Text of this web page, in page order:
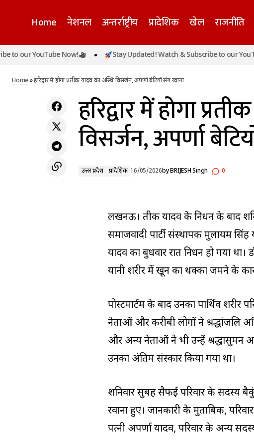
Home नेशनल अन्तर्राष्ट्रीय प्रादेशिक खेल राजनीति
वाराणसी सड़क चौड़ीकरण अभियान तेज, 6 मस्जिदें
YouTube Now! Stay Updated! Watch & Subscribe to our YouTube
Home»हरिद्वार में होगा प्रतीक यादव का अस्थि विसर्जन, अपर्णा बेटियों संग रवाना
हरिद्वार में होगा
विसर्जन, अपर्णा
उत्तर प्रदेश प्रादेशिक 16/05/2026byBRIJESH Singh 0
लखनऊ। प्रतीक यादव के निधन के बाद
समाजवादी पार्टी संस्थापक मुलायम
यादव का बुधवार रात निधन हो गया
यानी शरीर में खून का थक्का जमने के
पोस्टमार्टम के बाद उनका पार्थिव
नेताओं और करीबी लोगों ने श्रद्धांजलि
और अन्य नेताओं ने भी उन्हें श्रद्धासुमन
उनका अंतिम संस्कार किया गया था।
शनिवार सुबह सैफई परिवार के सदस्य
रवाना हुए। जानकारी के मुताबिक,
पत्नी अपर्णा यादव, परिवार के अन्य